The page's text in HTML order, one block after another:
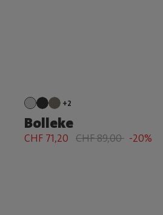
+2
Bolleke
CHF 71,20 CHF 89,00 -20%